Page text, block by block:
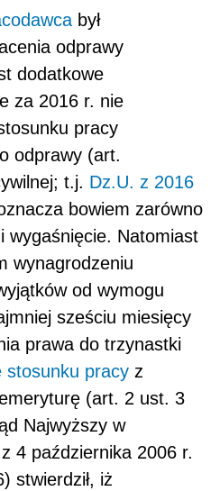
był
odprawy
dodatkowe
za 2016 r. nie
pracy
odprawy (art.
t.j. Dz.U. z 2016
bowiem zarówno
wygaśnięcie. Natomiast
wynagrodzeniu
od wymogu
sześciu miesięcy
prawa do trzynastki
stosunku pracy z
(art. 2 ust. 3
Najwyższy w
4 października 2006 r.
stwierdził, iż